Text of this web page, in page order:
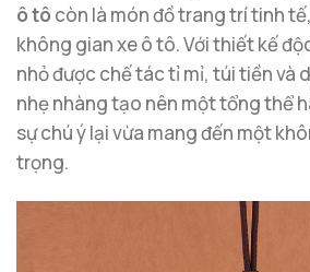
ô tô còn là món đồ trang trí tinh
không gian xe ô tô. Với thiết kế
nhỏ được chế tác tỉ mỉ, túi tiền và
nhẹ nhàng tạo nên một tổng thể
sự chú ý lại vừa mang đến một
trọng.